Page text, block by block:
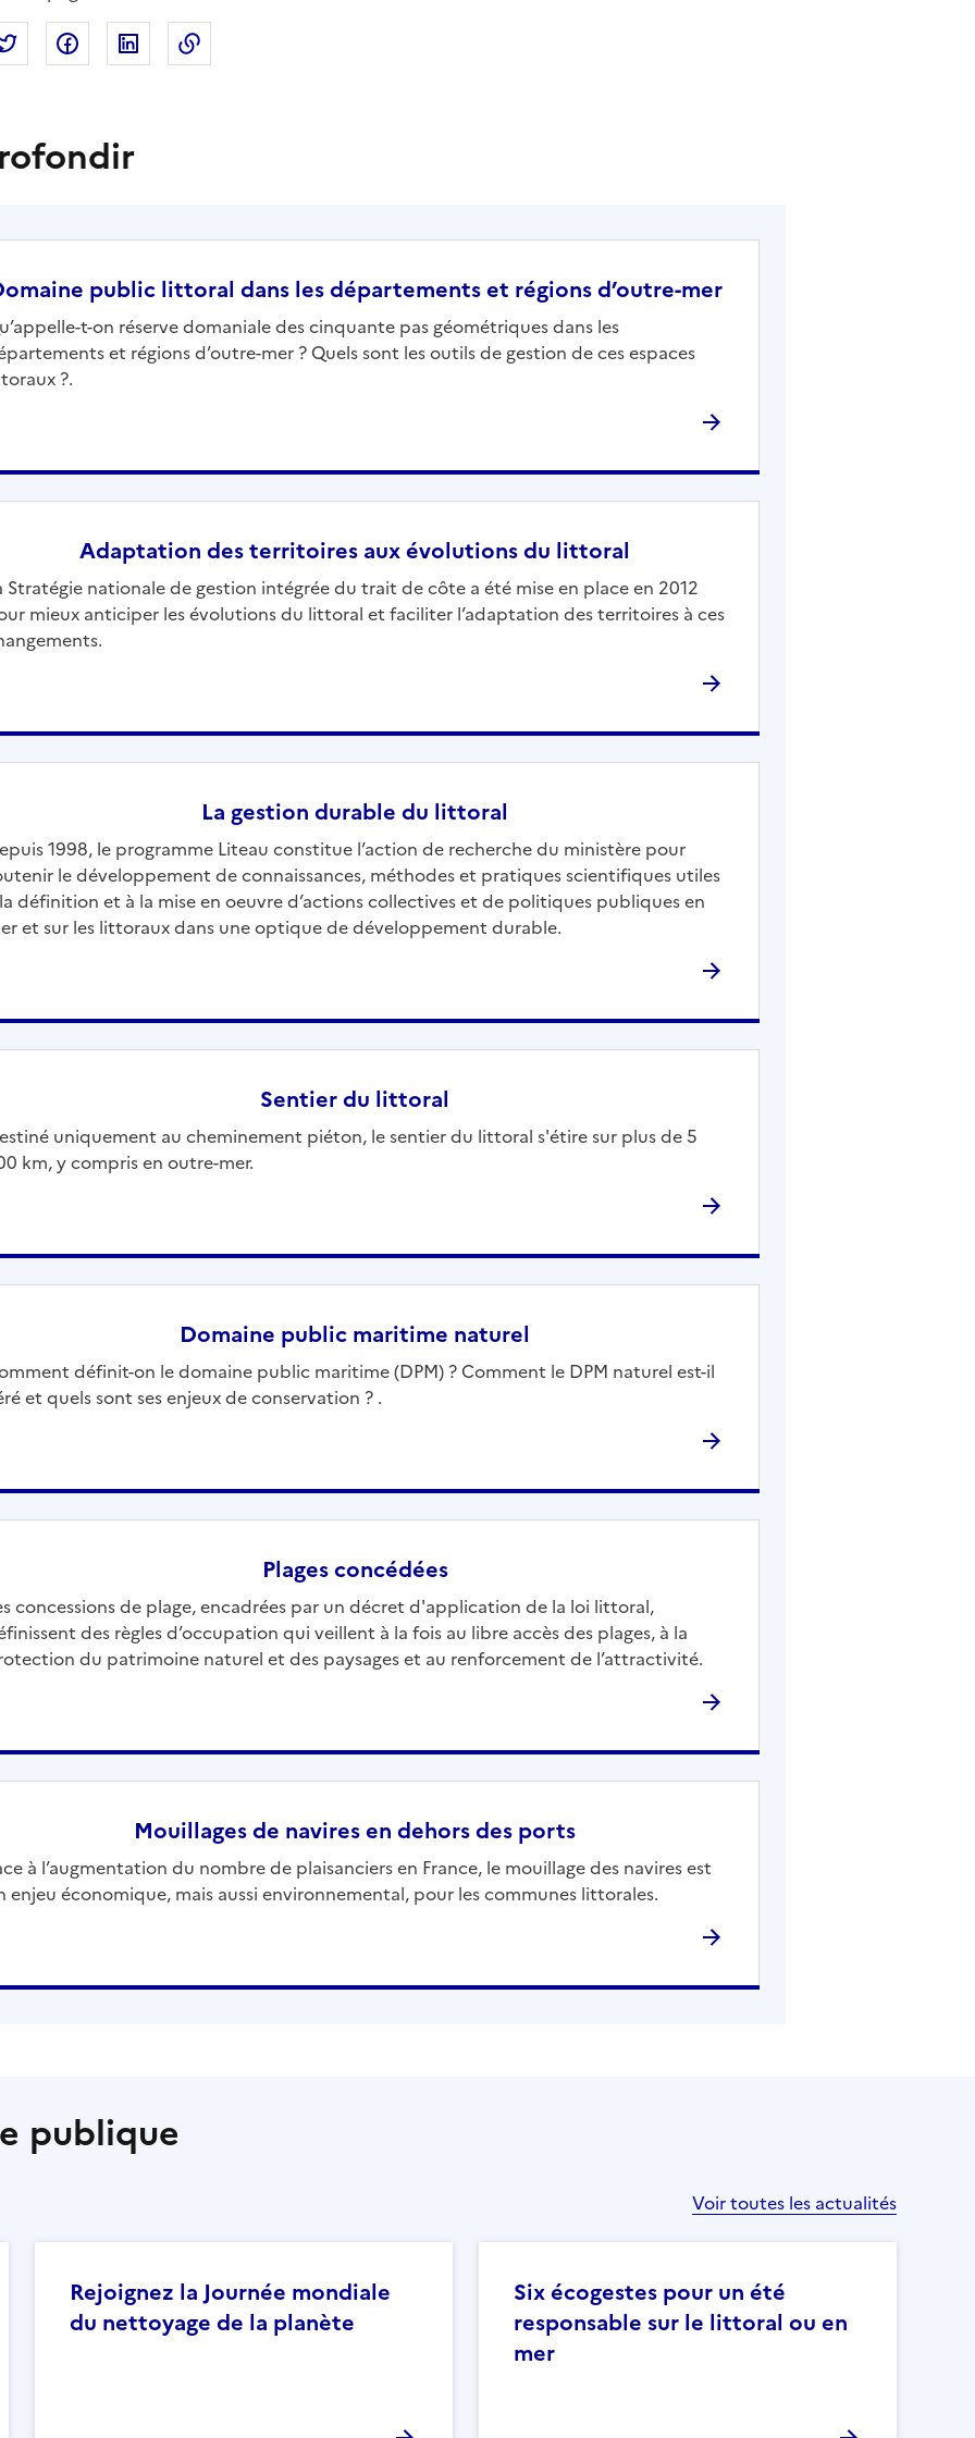
par mail
Partager sur Twitter
Partager sur Facebook
Partager sur Linkedin
public littoral dans les départements et régions d’outre-mer
t-on réserve domaniale des cinquante pas géométriques dans les
et régions d’outre-mer ? Quels sont les outils de gestion de ces espaces
?.
Adaptation des territoires aux évolutions du littoral
Stratégie nationale de gestion intégrée du trait de côte a été mise en place en 2012
mieux anticiper les évolutions du littoral et faciliter l’adaptation des territoires à ces
La gestion durable du littoral
1998, le programme Liteau constitue l’action de recherche du ministère pour
le développement de connaissances, méthodes et pratiques scientifiques utiles
définition et à la mise en oeuvre d’actions collectives et de politiques publiques en
et sur les littoraux dans une optique de développement durable.
Sentier du littoral
uniquement au cheminement piéton, le sentier du littoral s'étire sur plus de 5
km, y compris en outre-mer.
Domaine public maritime naturel
définit-on le domaine public maritime (DPM) ? Comment le DPM naturel est-il
et quels sont ses enjeux de conservation ? .
Plages concédées
concessions de plage, encadrées par un décret d'application de la loi littoral,
des règles d’occupation qui veillent à la fois au libre accès des plages, à la
du patrimoine naturel et des paysages et au renforcement de l’attractivité.
Mouillages de navires en dehors des ports
à l’augmentation du nombre de plaisanciers en France, le mouillage des navires est
enjeu économique, mais aussi environnemental, pour les communes littorales.
publique
Voir toutes les actualités
Rejoignez la Journée mondiale
du nettoyage de la planète
Six écogestes pour un été
responsable sur le littoral ou en
mer